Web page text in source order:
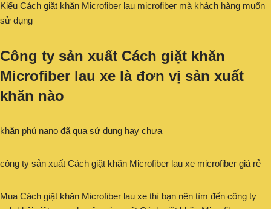
Kiểu Cách giặt khăn Microfiber lau microfiber mà khách hàng muốn
sử dụng
Công ty sản xuất Cách giặt khăn
Microfiber lau xe là đơn vị sản xuất
khăn nào
khăn phủ nano đã qua sử dụng hay chưa
công ty sản xuất Cách giặt khăn Microfiber lau xe microfiber giá rẻ
Mua Cách giặt khăn Microfiber lau xe thì bạn nên tìm đến công ty